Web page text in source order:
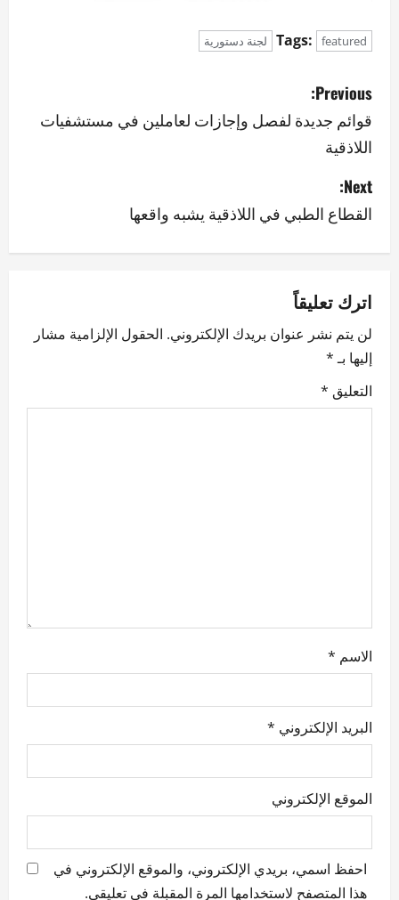
Tags: featured لجنة دستورية
P
o
s
t
n
v
i
g
a
Previous:
قوائم جديدة لفصل وإجازات لعاملين في مستشفيات
اللاذقية
Next:
القطاع الطبي في اللاذقية يشبه واقعها
اترك تعليقاً
لن يتم نشر عنوان بريدك الإلكتروني. الحقول الإلزامية مشار
إليها بـ*
التعليق *
الاسم *
البريد الإلكتروني *
الموقع الإلكتروني
احفظ اسمي، بريدي الإلكتروني، والموقع الإلكتروني في
هذا المتصفح لاستخدامها المرة المقبلة في تعليقي.